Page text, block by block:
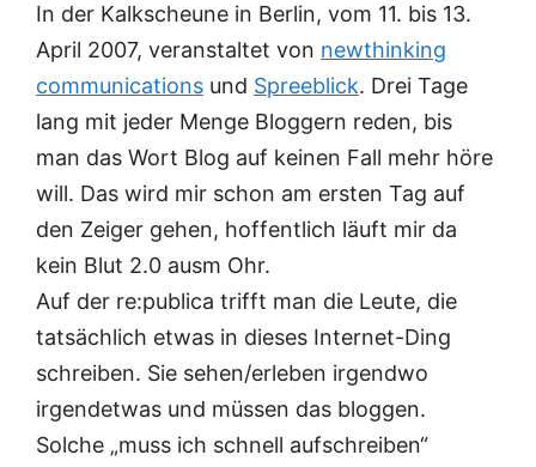
In der Kalkscheune in Berlin, vom 11. bis 13.
April 2007, veranstaltet von newthinking
communications und Spreeblick. Drei Tage
lang mit jeder Menge Bloggern reden, bis
man das Wort Blog auf keinen Fall mehr höre
will. Das wird mir schon am ersten Tag auf
den Zeiger gehen, hoffentlich läuft mir da
kein Blut 2.0 ausm Ohr.
Auf der re:publica trifft man die Leute, die
tatsächlich etwas in dieses Internet-Ding
schreiben. Sie sehen/erleben irgendwo
irgendetwas und müssen das bloggen.
Solche „muss ich schnell aufschreiben“